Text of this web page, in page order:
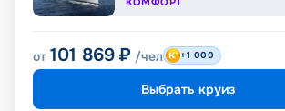
от 101 869 ₽ /чел +1 000
Выбрать круиз